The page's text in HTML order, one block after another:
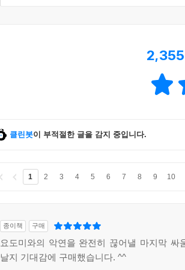
2,355
클린봇이 부적절한 글을 감지 중입니다.
1 2 3 4 5 6 7 8 9 10
종이책 구매
요도미와의 악연을 완전히 끊어낼 마지막 싸
날지 기대감에 구매했습니다. ^^